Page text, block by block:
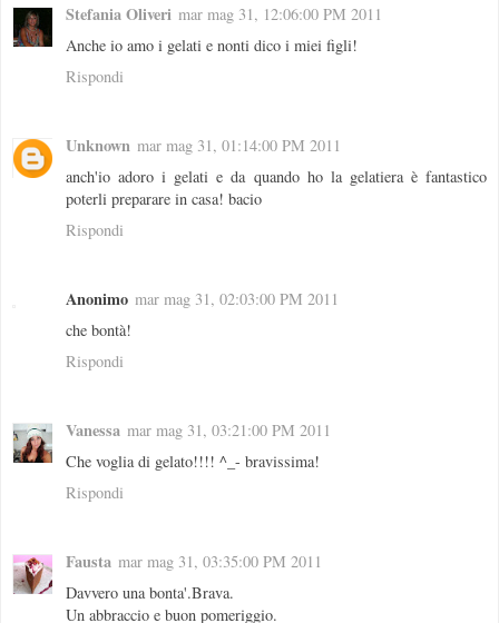
Stefania Oliveri mar mag 31, 12:06:00 PM 2011
Anche io amo i gelati e nonti dico i miei figli!
Rispondi
Unknown mar mag 31, 01:14:00 PM 2011
anch'io adoro i gelati e da quando ho la gelatiera è fantastico
poterli preparare in casa! bacio
Rispondi
Anonimo mar mag 31, 02:03:00 PM 2011
che bontà!
Rispondi
Vanessa mar mag 31, 03:21:00 PM 2011
Che voglia di gelato!!!! ^_- bravissima!
Rispondi
Fausta mar mag 31, 03:35:00 PM 2011
Davvero una bonta'.Brava.
Un abbraccio e buon pomeriggio.